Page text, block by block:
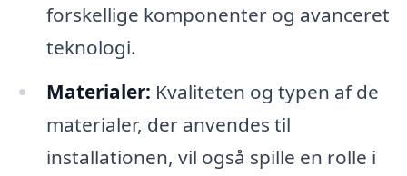
forskellige komponenter og avanceret
teknologi.
Materialer: Kvaliteten og typen af de
materialer, der anvendes til
installationen, vil også spille en rolle i